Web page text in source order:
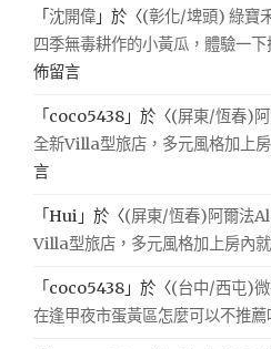
「沈開偉 」於〈(彰化/埤頭) 綠寶
四季無毒耕作的小黃瓜，體驗一
佈留言
「 coco5438 」於〈(屏東/恆春)
全新Villa型旅店，多元風格加上
言
「Hui 」於〈(屏東/恆春)阿爾法
Villa型旅店，多元風格加上房內
「 coco5438 」於〈(台中/西屯)
在逢甲夜市蛋黃區怎麼可以不推薦